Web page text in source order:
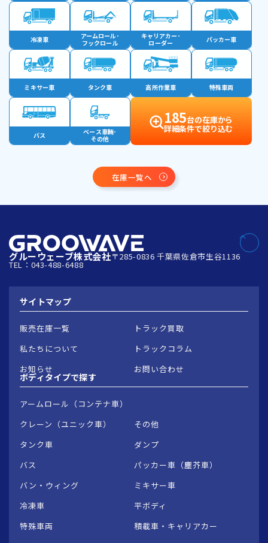
冷凍車
アームロール･
フックロール
キャリアカー･
ローダー
パッカー車
ミキサー車 タンク車 高所作業車 特殊車両
バス
ベース車輛･
その他
185台の在庫から
詳細条件で絞り込む
在庫一覧へ
グルーウェーブ株式会社〒285-0836 千葉県佐倉市生谷1136
TEL：043-488-6488
サイトマップ
販売在庫一覧
トラック買取
私たちについて
トラックコラム
お知らせ
お問い合わせ
ボディタイプで探す
アームロール（コンテナ車）
クレーン（ユニック車）
その他
タンク車
ダンプ
バス
パッカー車（塵芥車）
バン・ウィング
ミキサー車
冷凍車
平ボディ
特殊車両
積載車・キャリアカー